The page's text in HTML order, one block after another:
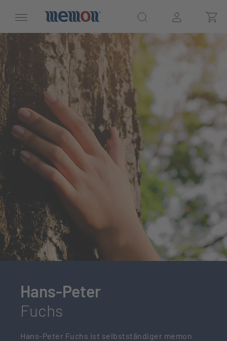
Hans-Peter
Fuchs
Hans-Peter Fuchs ist selbstständiger memon